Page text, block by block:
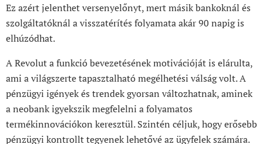
Ez azért jelenthet versenyelőnyt, mert másik bankoknál és
szolgáltatóknál a visszatérítés folyamata akár 90 napig is
elhúzódhat.
A Revolut a funkció bevezetésének motivációját is elárulta,
ami a világszerte tapasztalható megélhetési válság volt. A
pénzügyi igények és trendek gyorsan változhatnak, aminek
a neobank igyekszik megfelelni a folyamatos
termékinnovációkon keresztül. Szintén céljuk, hogy erősebb
pénzügyi kontrollt tegyenek lehetővé az ügyfelek számára.